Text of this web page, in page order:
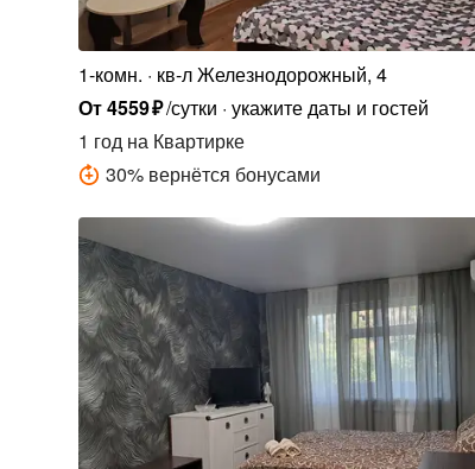
1-комн.
кв-л Железнодорожный, 4
От4559₽/сутки укажите даты и гостей
1 годна Квартирке
30% вернётся бонусами